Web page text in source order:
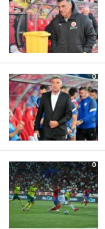
0
0